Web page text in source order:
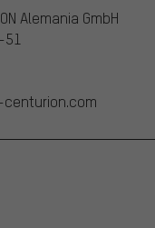
Alemania GmbH